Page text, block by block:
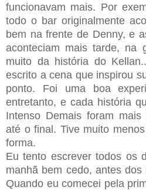
funcionavam mais. Por
todo o bar originalmente
bem na frente de Denny, e
aconteciam mais tarde, na
muito da história do
escrito a cena que inspirou
ponto. Foi uma boa
entretanto, e cada história
Intenso Demais foram
até o final. Tive muito
forma.
Eu tento escrever todos os
manhã bem cedo, antes
Quando eu comecei pela